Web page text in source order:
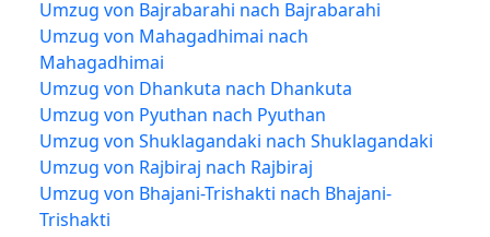
Umzug von Bajrabarahi nach Bajrabarahi
Umzug von Mahagadhimai nach
Mahagadhimai
Umzug von Dhankuta nach Dhankuta
Umzug von Pyuthan nach Pyuthan
Umzug von Shuklagandaki nach Shuklagandaki
Umzug von Rajbiraj nach Rajbiraj
Umzug von Bhajani-Trishakti nach Bhajani-
Trishakti